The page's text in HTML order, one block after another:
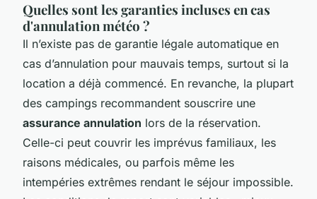
Quelles sont les garanties incluses en cas
d'annulation météo ?
Il n’existe pas de garantie légale automatique en
cas d’annulation pour mauvais temps, surtout si la
location a déjà commencé. En revanche, la plupart
des campings recommandent souscrire une
assurance annulation lors de la réservation.
Celle-ci peut couvrir les imprévus familiaux, les
raisons médicales, ou parfois même les
intempéries extrêmes rendant le séjour impossible.